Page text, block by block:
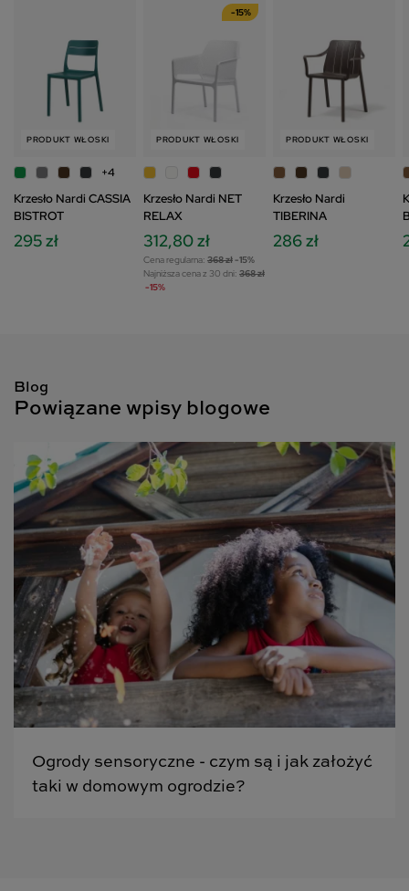
PRODUKT WŁOSKI
+4
Krzesło Nardi CASSIA
BISTROT
295 zł
-15%
PRODUKT WŁOSKI
Krzesło Nardi NET
RELAX
312,80 zł
Cena regularna: 368 zł-15%
Najniższa cena z 30 dni: 368 zł
-15%
PRODUKT WŁOSKI
Krzesło Nardi
TIBERINA
286 zł
Blog
Powiązane wpisy blogowe
Ogrody sensoryczne - czym są i jak założyć
taki w domowym ogrodzie?